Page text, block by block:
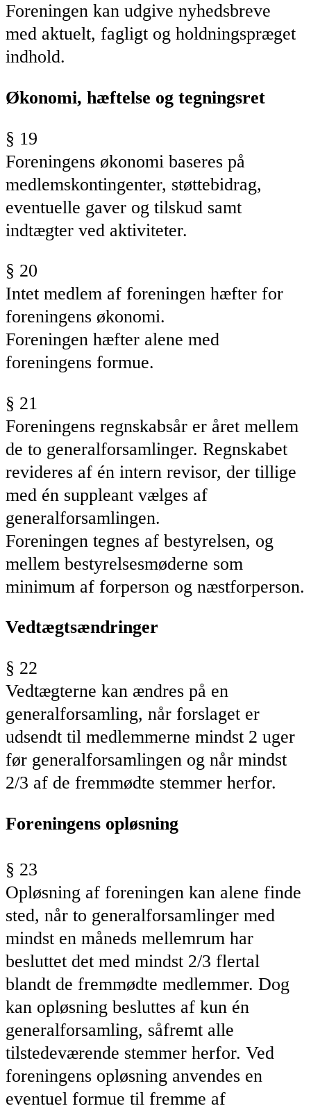
Foreningen kan udgive nyhedsbreve
med aktuelt, fagligt og holdningspræget
indhold.
Økonomi, hæftelse og tegningsret
§ 19
Foreningens økonomi baseres på
medlemskontingenter, støttebidrag,
eventuelle gaver og tilskud samt
indtægter ved aktiviteter.
§ 20
Intet medlem af foreningen hæfter for
foreningens økonomi.
Foreningen hæfter alene med
foreningens formue.
§ 21
Foreningens regnskabsår er året mellem
de to generalforsamlinger. Regnskabet
revideres af én intern revisor, der tillige
med én suppleant vælges af
generalforsamlingen.
Foreningen tegnes af bestyrelsen, og
mellem bestyrelsesmøderne som
minimum af forperson og næstforperson.
Vedtægtsændringer
§ 22
Vedtægterne kan ændres på en
generalforsamling, når forslaget er
udsendt til medlemmerne mindst 2 uger
før generalforsamlingen og når mindst
2/3 af de fremmødte stemmer herfor.
Foreningens opløsning
§ 23
Opløsning af foreningen kan alene finde
sted, når to generalforsamlinger med
mindst en måneds mellemrum har
besluttet det med mindst 2/3 flertal
blandt de fremmødte medlemmer. Dog
kan opløsning besluttes af kun én
generalforsamling, såfremt alle
tilstedeværende stemmer herfor. Ved
foreningens opløsning anvendes en
eventuel formue til fremme af